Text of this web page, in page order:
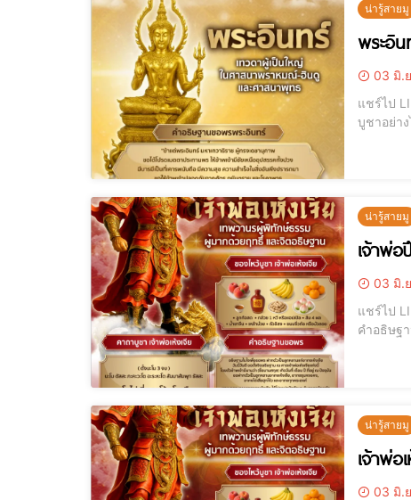
น่ารู้สายมู
พระอิ
03 มิ.
แชร์ไป LINE แชร์ไป LINE พระอินทร์ เทพผู้ประทานชัยชนะ อำนาจ และปัญญา . พระอินทร์ เท
บูชาอย่างไรให้สมหวัง
น่ารู้สายมู
เจ้าพ่อ
03 มิ.
แชร์ไป LINE แชร์ไป LINE เจ้าพ่อปึงเถ่ากง เทพเจ้าแห่งโชคลาภ ความมั่นคง และสุขภาพดี บูชาอย่า
คำอธิษฐานเสริมชีวิตทั้งบ้าน . เจ้าพ่อปึงเถ่า
น่ารู้สายมู
เจ้าพ่อ
03 มิ.